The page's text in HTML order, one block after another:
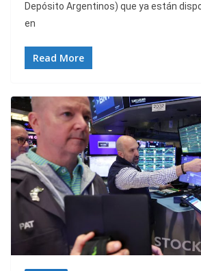
Depósito Argentinos) que ya están
en
Read More